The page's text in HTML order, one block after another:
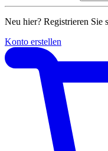
Neu hier? Registrieren Sie
Konto erstellen